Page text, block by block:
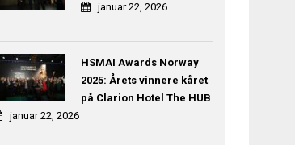
januar 22, 2026
HSMAI Awards Norway
2025: Årets vinnere kåret
på Clarion Hotel The HUB
januar 22, 2026